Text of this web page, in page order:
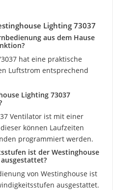
Lighting 73037
aus dem Hause
hat eine praktische
Luftstrom entsprechend
Lighting 73037
Ventilator ist mit einer
können Laufzeiten
programmiert werden.
ist der Westinghouse
von Westinghouse ist
ausgestattet.